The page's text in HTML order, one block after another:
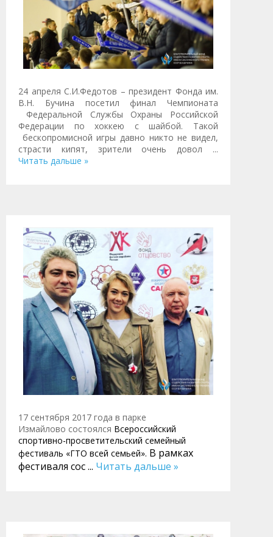
24 апреля С.И.Федотов – президент Фонда им.
В.Н. Бучина посетил финал Чемпионата
Федеральной Службы Охраны Российской
Федерации по хоккею с шайбой. Такой
бескопромисной игры давно никто не видел,
страсти кипят, зрители очень довол ...
Читать дальше »
17 сентября 2017 года в парке
Измайлово состоялся Всероссийский
спортивно-просветительский семейный
фестиваль «ГТО всей семьей». В рамках
фестиваля сос... Читать дальше »